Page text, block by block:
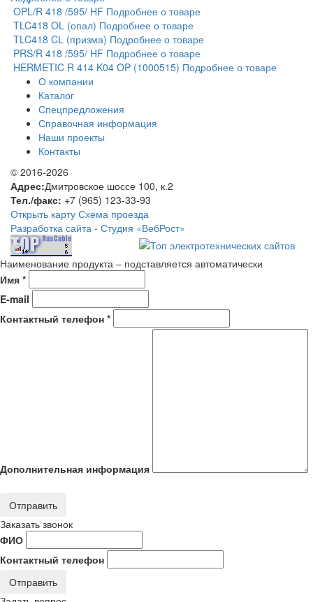
OPL/R 418 /595/ HF Подробнее о товаре
TLC418 OL (опал) Подробнее о товаре
TLC418 CL (призма) Подробнее о товаре
PRS/R 418 /595/ HF Подробнее о товаре
HERMETIC R 414 K04 OP (1000515) Подробнее о товаре
О компании
Каталог
Спецпредложения
Справочная информация
Наши проекты
Контакты
© 2016-2026
Адрес:Дмитровское шоссе 100, к.2
Тел./факс: +7 (965) 123-33-93
Открыть карту Схема проезда
Разработка сайта - Студия «ВебРост»
Наименование продукта – подставляется автоматически
Имя *
E-mail
Контактный телефон *
Дополнительная информация
Отправить
Заказать звонок
ФИО
Контактный телефон
Отправить